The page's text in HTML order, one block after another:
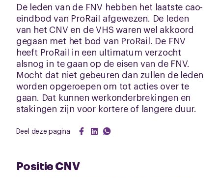
De leden van de FNV hebben het laatste cao-
eindbod van ProRail afgewezen. De leden
van het CNV en de VHS waren wel akkoord
gegaan met het bod van ProRail. De FNV
heeft ProRail in een ultimatum verzocht
alsnog in te gaan op de eisen van de FNV.
Mocht dat niet gebeuren dan zullen de leden
worden opgeroepen om tot acties over te
gaan. Dat kunnen werkonderbrekingen en
stakingen zijn voor kortere of langere duur.
Deel deze pagina
Positie CNV